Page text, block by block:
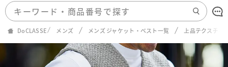
DoCLASSE メンズ メンズ ジャケット・ベスト一覧 上品テクスチャ